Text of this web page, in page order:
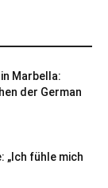
Marbella:
der German
„Ich fühle mich